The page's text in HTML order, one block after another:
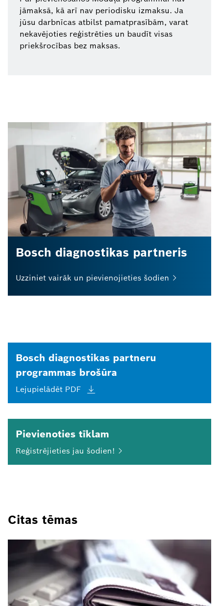
jāmaksā, kā arī nav periodisku izmaksu. Ja
jūsu darbnīcas atbilst pamatprasībām, varat
nekavējoties reģistrēties un baudīt visas
priekšrocības bez maksas.
Bosch diagnostikas partneris
Uzziniet vairāk un pievienojieties šodien
Bosch diagnostikas partneru
programmas brošūra
Lejupielādēt PDF
Pievienoties tīklam
Reģistrējieties jau šodien!
Citas tēmas